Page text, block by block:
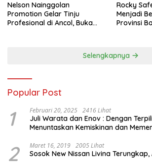
Nelson Nainggolan
Promotion Gelar Tinju
Profesional di Ancol, Buka
Rocky
Menjadi Bendahara ORADO
Provinsi
Selengkapnya
Popular Post
1 Februari 20, 2025 2416 Lihat
Juli Warata dan Enov : Dengan Terpilihnya PK-UJ Bisa
Menuntaskan Kemiskinan dan Memenangkan Orang-
2 Maret 16, 2019 2005 Lihat
Sosok New Nissan Livina Terungkap,